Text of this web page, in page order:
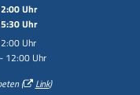
Von 14:00 bis 15:30 Uhr
Uhr
Von 08:30 bis 12:00 Uhr
Uhr
Von 14:00 bis 15:30 Uhr
Uhr
Von 08:30 bis 12:00 Uhr
12:00 Uhr
(
Link)